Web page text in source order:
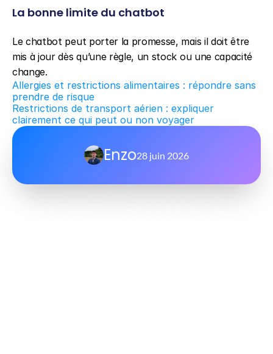
La bonne limite du chatbot
Le chatbot peut porter la promesse, mais il doit être
mis à jour dès qu’une règle, un stock ou une capacité
change.
Allergies et restrictions alimentaires : répondre sans
prendre de risque
Restrictions de transport aérien : expliquer
clairement ce qui peut ou non voyager
Enzo28 juin 2026